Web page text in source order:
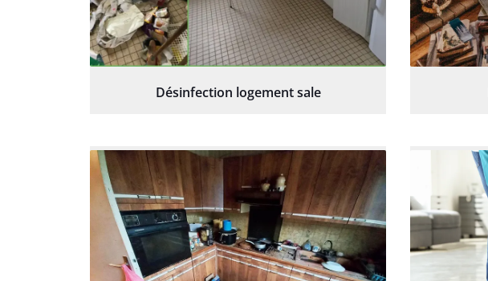
Désinfection logement sale